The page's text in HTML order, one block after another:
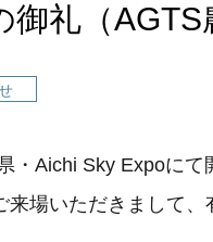
御礼（AGTS
・Aichi Sky Expoにて
来場いただきまして、